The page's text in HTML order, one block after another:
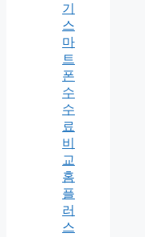
기
스
마
트
폰
수
수
료
비
교
홈
플
러
스